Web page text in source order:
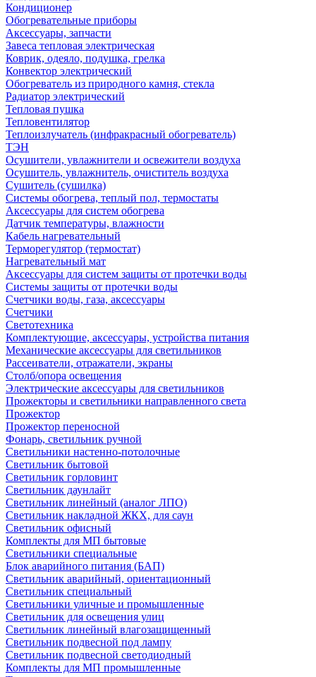
Кондиционер
Обогревательные приборы
Аксессуары, запчасти
Завеса тепловая электрическая
Коврик, одеяло, подушка, грелка
Конвектор электрический
Обогреватель из природного камня, стекла
Радиатор электрический
Тепловая пушка
Тепловентилятор
Теплоизлучатель (инфракрасный обогреватель)
ТЭН
Осушители, увлажнители и освежители воздуха
Осушитель, увлажнитель, очиститель воздуха
Сушитель (сушилка)
Системы обогрева, теплый пол, термостаты
Аксессуары для систем обогрева
Датчик температуры, влажности
Кабель нагревательный
Терморегулятор (термостат)
Нагревательный мат
Аксессуары для систем защиты от протечки воды
Системы защиты от протечки воды
Счетчики воды, газа, аксессуары
Счетчики
Светотехника
Комплектующие, аксессуары, устройства питания
Механические аксессуары для светильников
Рассеиватели, отражатели, экраны
Столб/опора освещения
Электрические аксессуары для светильников
Прожекторы и светильники направленного света
Прожектор
Прожектор переносной
Фонарь, светильник ручной
Светильники настенно-потолочные
Светильник бытовой
Светильник горловинт
Светильник даунлайт
Светильник линейный (аналог ЛПО)
Светильник накладной ЖКХ, для саун
Светильник офисный
Комплекты для МП бытовые
Светильники специальные
Блок аварийного питания (БАП)
Светильник аварийный, ориентационный
Светильник специальный
Светильники уличные и промышленные
Светильник для освещения улиц
Светильник линейный влагозащищенный
Светильник подвесной под лампу
Светильник подвесной светодиодный
Комплекты для МП промышленные